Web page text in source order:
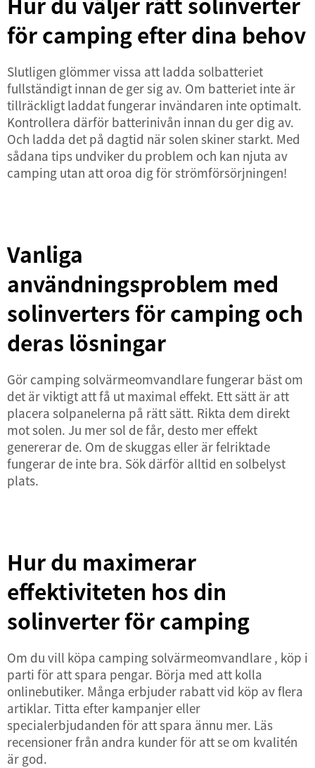
för camping efter dina behov
Slutligen glömmer vissa att ladda solbatteriet
fullständigt innan de ger sig av. Om batteriet inte är
tillräckligt laddat fungerar invändaren inte optimalt.
Kontrollera därför batterinivån innan du ger dig av.
Och ladda det på dagtid när solen skiner starkt. Med
sådana tips undviker du problem och kan njuta av
camping utan att oroa dig för strömförsörjningen!
Vanliga
användningsproblem med
solinverters för camping och
deras lösningar
Gör campingsolvärmeomvandlarefungerar bäst om
det är viktigt att få ut maximal effekt. Ett sätt är att
placera solpanelerna på rätt sätt. Rikta dem direkt
mot solen. Ju mer sol de får, desto mer effekt
genererar de. Om de skuggas eller är felriktade
fungerar de inte bra. Sök därför alltid en solbelyst
plats.
Hur du maximerar
effektiviteten hos din
solinverter för camping
Om du vill köpa campingsolvärmeomvandlare , köp i
parti för att spara pengar. Börja med att kolla
onlinebutiker. Många erbjuder rabatt vid köp av flera
artiklar. Titta efter kampanjer eller
specialerbjudanden för att spara ännu mer. Läs
recensioner från andra kunder för att se om kvalitén
är god.